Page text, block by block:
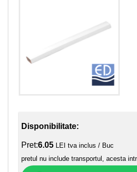
Disponibilitate:
Pret:6.05 LEI tva inclus / Buc
pretul nu include transportul, acesta